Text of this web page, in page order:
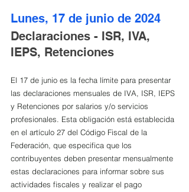
Lunes, 17 de junio de 2024
Declaraciones - ISR, IVA,
IEPS, Retenciones
El 17 de junio es la fecha límite para presentar
las declaraciones mensuales de IVA, ISR, IEPS
y Retenciones por salarios y/o servicios
profesionales. Esta obligación está establecida
en el artículo 27 del Código Fiscal de la
Federación, que especifica que los
contribuyentes deben presentar mensualmente
estas declaraciones para informar sobre sus
actividades fiscales y realizar el pago